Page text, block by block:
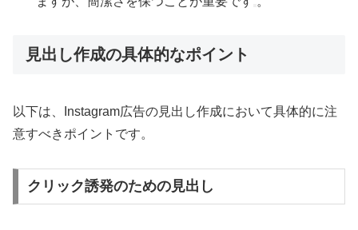
見出し作成の具体的なポイント
以下は、Instagram広告の見出し作成において具体的に注
意すべきポイントです。
クリック誘発のための見出し